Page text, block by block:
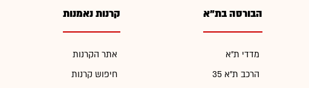
הבורסה בת"א
מדדי ת"א
הרכב ת"א 35
קרנות נאמנות
אתר הקרנות
חיפוש קרנות